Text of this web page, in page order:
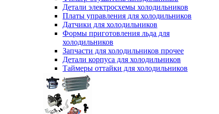
Детали электросхемы холодильников
Платы управления для холодильников
Датчики для холодильников
Формы приготовления льда для
холодильников
Запчасти для холодильников прочее
Детали корпуса для холодильников
Таймеры оттайки для холодильников